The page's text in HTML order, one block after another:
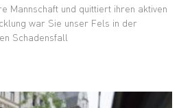
Mannschaft und quittiert ihren aktiven
war Sie unser Fels in der
Schadensfall